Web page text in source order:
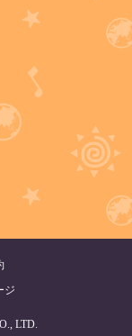
ジ
LTD.